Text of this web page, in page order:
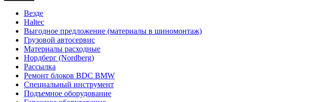
Везде
Haltec
Выгодное предложение (материалы в шиномонтаж)
Грузовой автосервис
Материалы расходные
Нордберг (Nordberg)
Рассылка
Ремонт блоков BDC BMW
Специальный инструмент
Подъемное оборудование